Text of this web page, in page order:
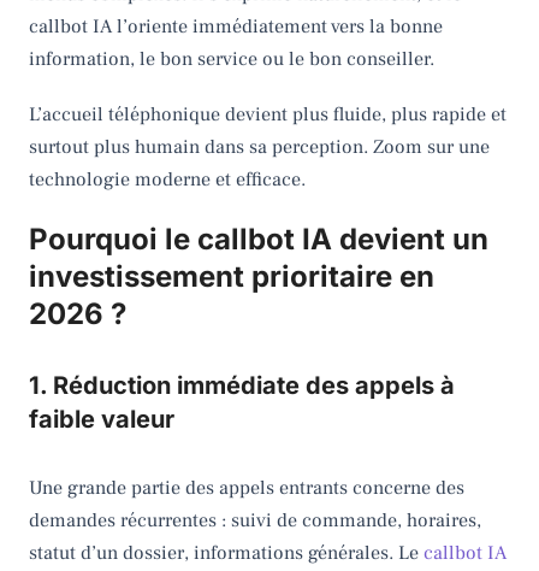
callbot IA l’oriente immédiatement vers la bonne
information, le bon service ou le bon conseiller.
L’accueil téléphonique devient plus fluide, plus rapide et
surtout plus humain dans sa perception. Zoom sur une
technologie moderne et efficace.
Pourquoi le callbot IA devient un
investissement prioritaire en
2026 ?
1. Réduction immédiate des appels à
faible valeur
Une grande partie des appels entrants concerne des
demandes récurrentes : suivi de commande, horaires,
statut d’un dossier, informations générales. Le callbot IA